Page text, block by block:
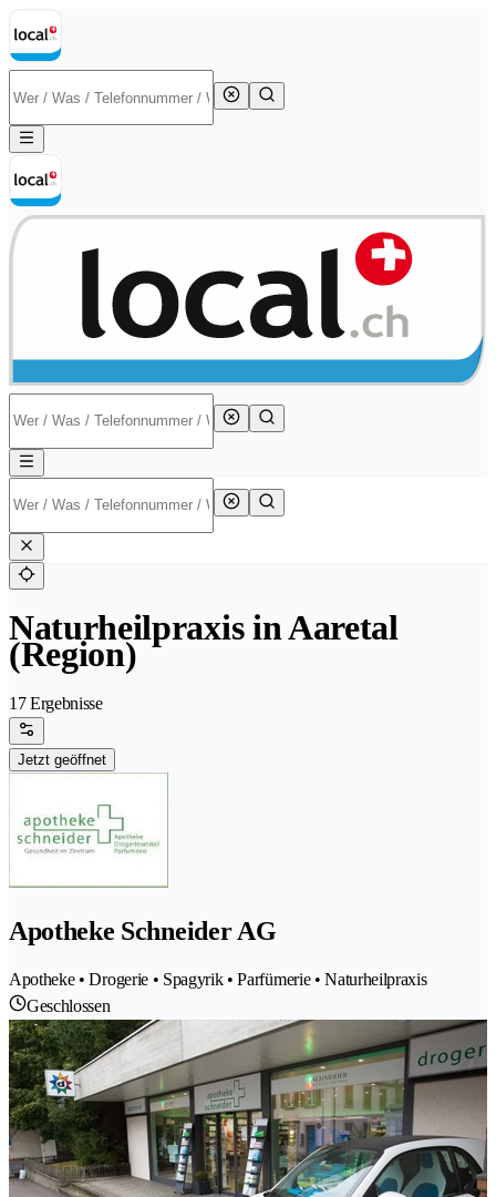
Naturheilpraxis in Aaretal
(Region)
17 Ergebnisse
Jetzt geöffnet
Apotheke Schneider AG
Apotheke • Drogerie • Spagyrik • Parfümerie • Naturheilpraxis
Geschlossen